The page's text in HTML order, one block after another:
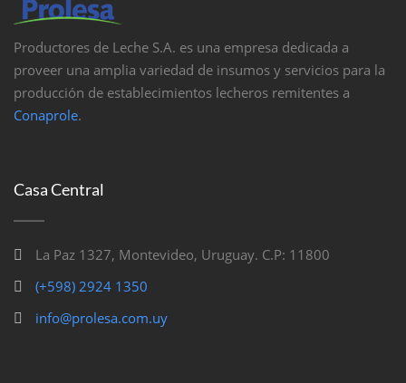
Productores de Leche S.A. es una empresa dedicada a
proveer una amplia variedad de insumos y servicios para la
producción de establecimientos lecheros remitentes a
Conaprole.
Casa Central
La Paz 1327, Montevideo, Uruguay. C.P: 11800
(+598) 2924 1350
info@prolesa.com.uy